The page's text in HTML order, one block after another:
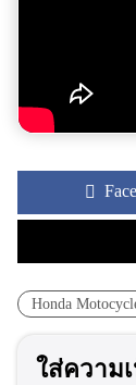
Honda
ใส่ความ